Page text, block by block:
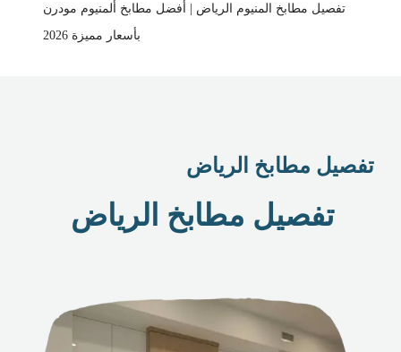
تفصيل مطابخ المنيوم الرياض | أفضل مطابخ ألمنيوم مودرن
بأسعار مميزة 2026
تفصيل مطابخ الرياض
تفصيل مطابخ الرياض